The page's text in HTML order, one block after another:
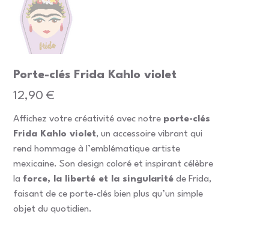
Porte-clés Frida Kahlo violet
Prix
12,90 €
Affichez votre créativité avec notre porte-clés
Frida Kahlo violet, un accessoire vibrant qui
rend hommage à l’emblématique artiste
mexicaine. Son design coloré et inspirant célèbre
la force, la liberté et la singularité de Frida,
faisant de ce porte-clés bien plus qu’un simple
objet du quotidien.